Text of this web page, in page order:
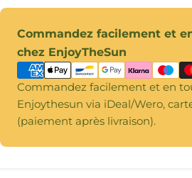
Commandez facilement et
chez EnjoyTheSun
Modes
de
paiement
Commandez facilement et en
Enjoythesun via iDeal/Wero,
(paiement après livraison).